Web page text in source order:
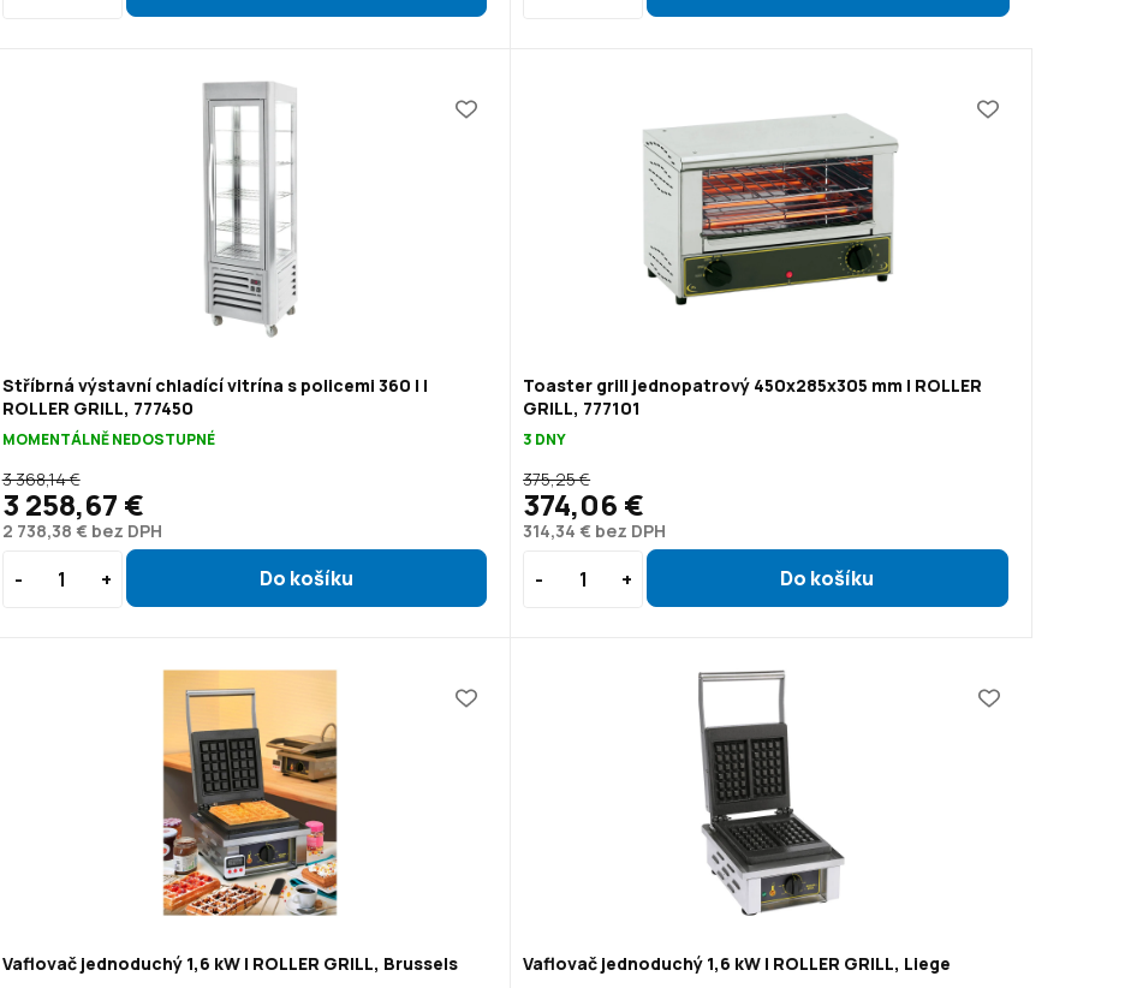
Stříbrná výstavní chladící vitrína s policemi 360 l |
ROLLER GRILL, 777450
MOMENTÁLNĚ NEDOSTUPNÉ
2 738,38 € bez DPH
3 368,14 €
3 258,67 €
Toaster grill jednopatrový 450x285x305 mm | ROLLER
GRILL, 777101
3 DNY
314,34 € bez DPH
375,25 €
374,06 €
Vaflovač jednoduchý 1,6 kW | ROLLER GRILL, Brussels Vaflovač jednoduchý 1,6 kW | ROLLER GRILL, Liege